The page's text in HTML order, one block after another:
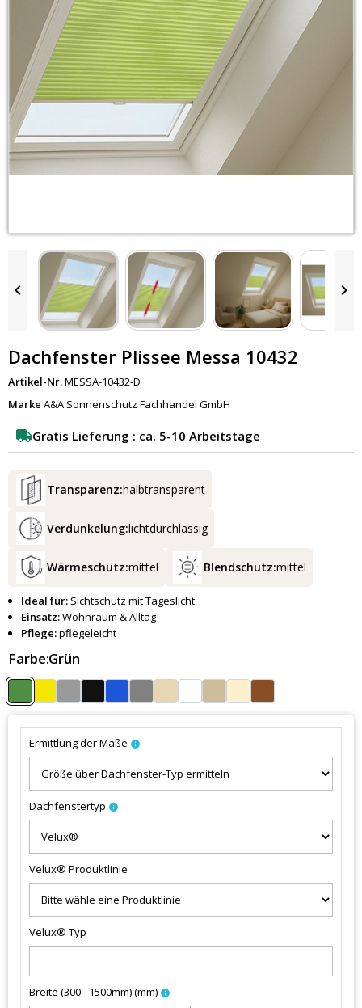
 
Dachfenster Plissee Messa 10432
Artikel-Nr.MESSA-10432-D
Marke A&A Sonnenschutz Fachhandel GmbH
Gratis Lieferung : ca. 5-10 Arbeitstage
Transparenz:halbtransparent
Verdunkelung:lichtdurchlässig
Wärmeschutz:mittel Blendschutz:mittel
Ideal für: Sichtschutz mit Tageslicht
Einsatz:Wohnraum & Alltag
Pflege:pflegeleicht
Farbe:Grün
Ermittlung der Maße info
Dachfenstertyp info
Velux® Produktlinie
Velux® Typ
Breite (300 - 1500mm)(mm) info